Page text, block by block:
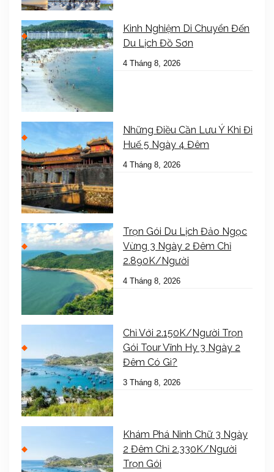
Kinh Nghiệm Di Chuyển Đến
Du Lịch Đồ Sơn
4 Tháng 8, 2026
Những Điều Cần Lưu Ý Khi Đi
Huế 5 Ngày 4 Đêm
4 Tháng 8, 2026
Trọn Gói Du Lịch Đảo Ngọc
Vừng 3 Ngày 2 Đêm Chỉ
2.890K/Người
4 Tháng 8, 2026
Chỉ Với 2.150K/Người Trọn
Gói Tour Vĩnh Hy 3 Ngày 2
Đêm Có Gì?
3 Tháng 8, 2026
Khám Phá Ninh Chữ 3 Ngày
2 Đêm Chỉ 2.330K/Người
Trọn Gói